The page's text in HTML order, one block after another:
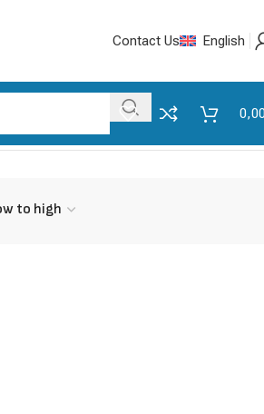
Contact Us English